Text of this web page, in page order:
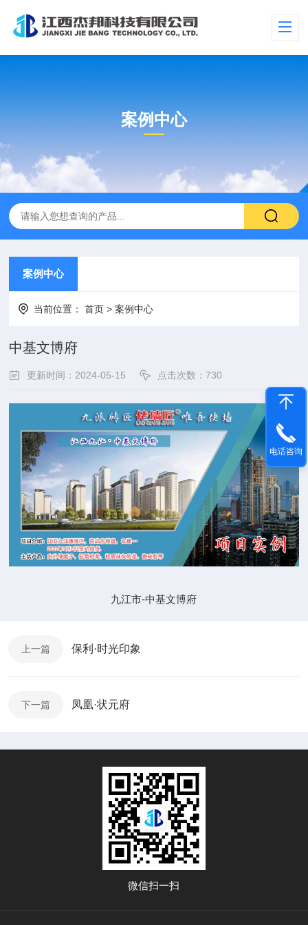
案例中心
案例中心
当前位置：首页 >案例中心
中基文博府
更新时间：2024-05-15 点击次数：730
九江市-中基文博府
上一篇 保利·时光印象
下一篇 凤凰·状元府
微信扫一扫
电话咨询